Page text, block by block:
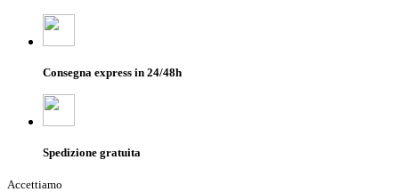
Consegna express in 24/48h
Spedizione gratuita
Accettiamo